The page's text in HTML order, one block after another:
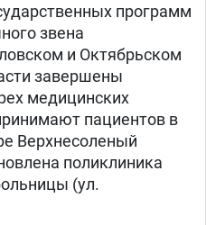
программ
звена
и Октябрьском
завершены
медицинских
пациентов в
Верхнесоленый
поликлиника
(ул.